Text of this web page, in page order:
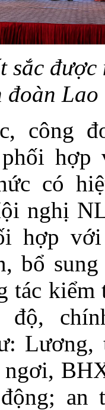
sắc
Lao
công
hợp
có
nghị
hợp
bổ
tác kiểm
độ,
Lương,
an